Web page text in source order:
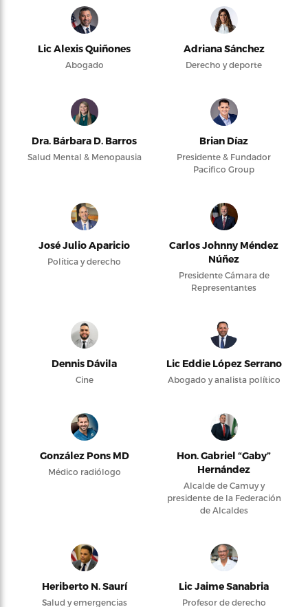
Lic Alexis Quiñones
Abogado
Adriana Sánchez
Derecho y deporte
Dra. Bárbara D. Barros
Salud Mental & Menopausia
Brian Díaz
Presidente & Fundador
Pacifico Group
José Julio Aparicio
Política y derecho
Carlos Johnny Méndez
Núñez
Presidente Cámara de
Representantes
Dennis Dávila
Cine
Lic Eddie López Serrano
Abogado y analista político
González Pons MD
Médico radiólogo
Hon. Gabriel “Gaby”
Hernández
Alcalde de Camuy y
presidente de la Federación
de Alcaldes
Heriberto N. Saurí
Salud y emergencias
Lic Jaime Sanabria
Profesor de derecho